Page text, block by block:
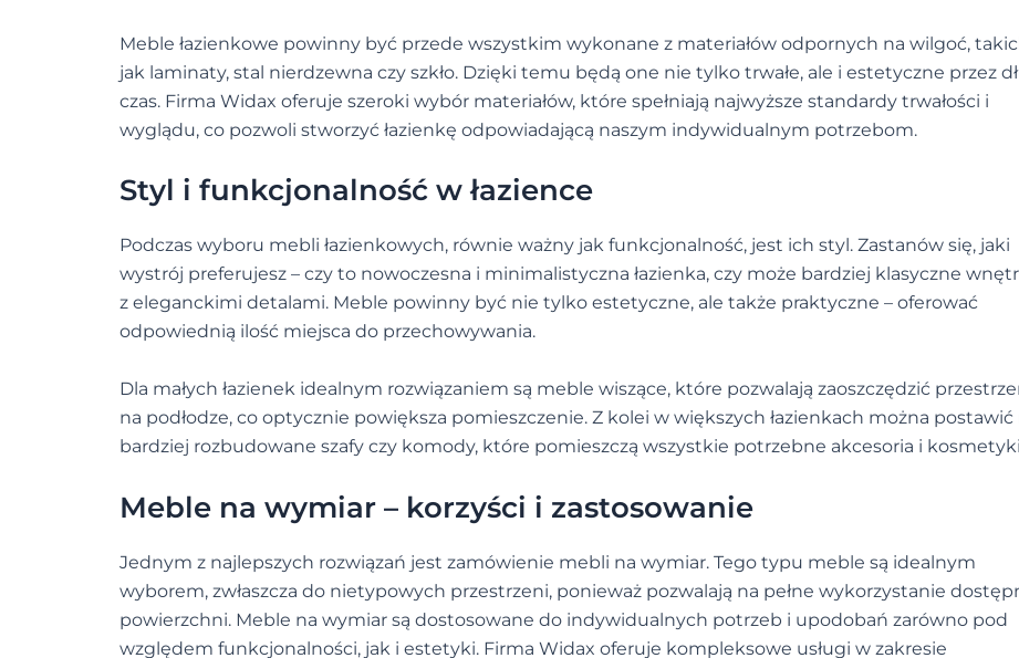
Meble łazienkowe powinny być przede wszystkim wykonane z materiałów odpornych na wilgoć,
jak laminaty, stal nierdzewna czy szkło. Dzięki temu będą one nie tylko trwałe, ale i estetyczne przez
czas. Firma Widax oferuje szeroki wybór materiałów, które spełniają najwyższe standardy trwałości i
wyglądu, co pozwoli stworzyć łazienkę odpowiadającą naszym indywidualnym potrzebom.
Styl i funkcjonalność w łazience
Podczas wyboru mebli łazienkowych, równie ważny jak funkcjonalność, jest ich styl. Zastanów się, jaki
wystrój preferujesz – czy to nowoczesna i minimalistyczna łazienka, czy może bardziej klasyczne
z eleganckimi detalami. Meble powinny być nie tylko estetyczne, ale także praktyczne – oferować
odpowiednią ilość miejsca do przechowywania.
Dla małych łazienek idealnym rozwiązaniem są meble wiszące, które pozwalają zaoszczędzić
na podłodze, co optycznie powiększa pomieszczenie. Z kolei w większych łazienkach można postawić
bardziej rozbudowane szafy czy komody, które pomieszczą wszystkie potrzebne akcesoria i
Meble na wymiar – korzyści i zastosowanie
Jednym z najlepszych rozwiązań jest zamówienie mebli na wymiar. Tego typu meble są idealnym
wyborem, zwłaszcza do nietypowych przestrzeni, ponieważ pozwalają na pełne wykorzystanie
powierzchni. Meble na wymiar są dostosowane do indywidualnych potrzeb i upodobań zarówno pod
względem funkcjonalności, jak i estetyki. Firma Widax oferuje kompleksowe usługi w zakresie